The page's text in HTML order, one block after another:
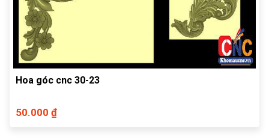
Hoa góc cnc 30-23
50.000 ₫